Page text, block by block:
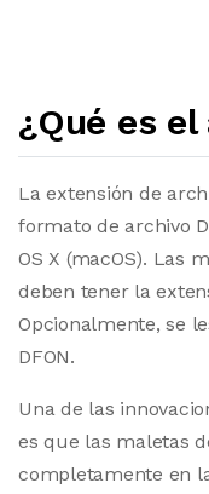
¿Qué es
La extensión de
formato de archivo
OS X (macOS). Las
deben tener la
Opcionalmente, se
DFON.
Una de las
es que las maletas
completamente en